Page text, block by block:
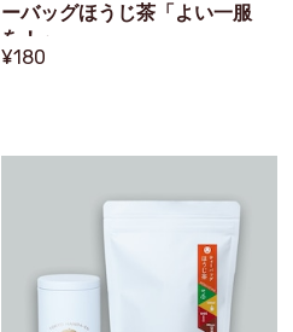
ーバッグほうじ茶「よい一服
を！」
¥180